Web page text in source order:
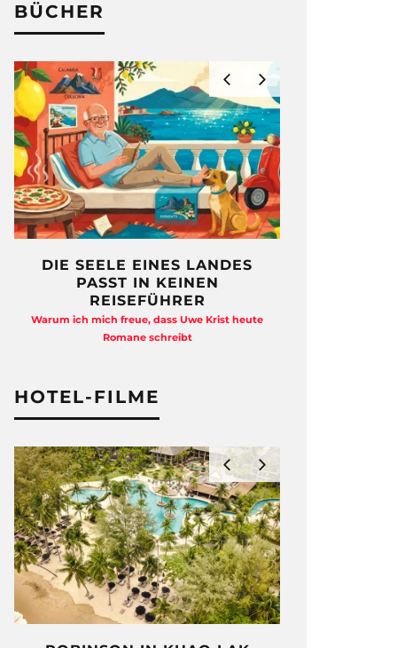
BÜCHER
DIE SEELE EINES LANDES
PASST IN KEINEN
REISEFÜHRER
Warum ich mich freue, dass Uwe Krist heute
Romane schreibt
HOTEL-FILME